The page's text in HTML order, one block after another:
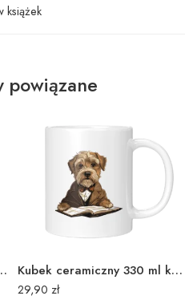
książek
powiązane
ml książka 17 Kubek ceramiczny 330 ml książka 27
29,90 zł